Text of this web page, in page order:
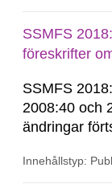
SSMFS
föreskrifter
SSMFS
2008:40 och
ändringar
Innehållstyp: